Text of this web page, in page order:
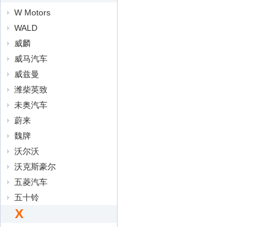
W Motors
WALD
威麟
威马汽车
威兹曼
潍柴英致
未奥汽车
蔚来
魏牌
沃尔沃
沃克斯豪尔
五菱汽车
五十铃
X